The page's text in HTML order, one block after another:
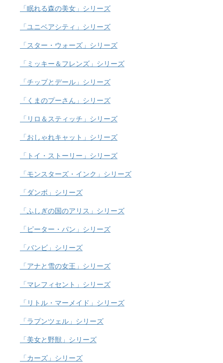
「眠れる森の美女」シリーズ
「ユニベアシティ」シリーズ
「スター・ウォーズ」シリーズ
「ミッキー＆フレンズ」シリーズ
「チップとデール」シリーズ
「くまのプーさん」シリーズ
「リロ＆スティッチ」シリーズ
「おしゃれキャット」シリーズ
「トイ・ストーリー」シリーズ
「モンスターズ・インク」シリーズ
「ダンボ」シリーズ
「ふしぎの国のアリス」シリーズ
「ピーター・パン」シリーズ
「バンビ」シリーズ
「アナと雪の女王」シリーズ
「マレフィセント」シリーズ
「リトル・マーメイド」シリーズ
「ラプンツェル」シリーズ
「美女と野獣」シリーズ
「カーズ」シリーズ